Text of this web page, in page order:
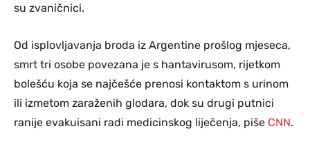
su zvaničnici.
Od isplovljavanja broda iz Argentine prošlog mjeseca,
smrt tri osobe povezana je s hantavirusom, rijetkom
bolešću koja se najčešće prenosi kontaktom s urinom
ili izmetom zaraženih glodara, dok su drugi putnici
ranije evakuisani radi medicinskog liječenja, piše CNN.